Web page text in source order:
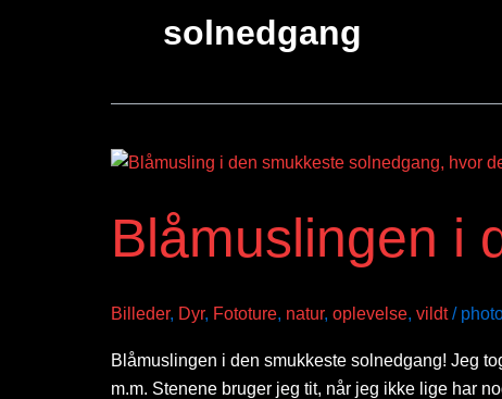
solnedgang
Blåmuslingen i
Billeder, Dyr, Fototure, natur, oplevelse, vildt/
Blåmuslingen i den smukkeste solnedgang! Jeg
m.m. Stenene bruger jeg tit, når jeg ikke lige har
Blåmuslingen
den
smukkeste